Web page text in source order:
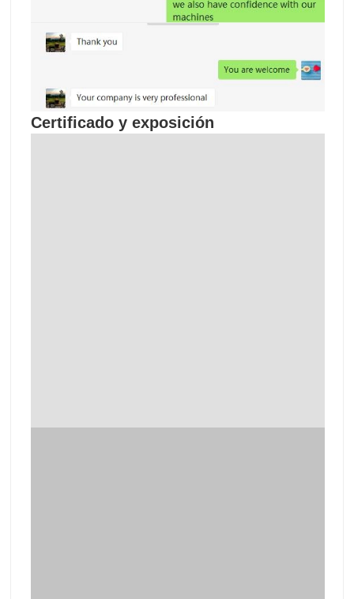
Certificado y exposición